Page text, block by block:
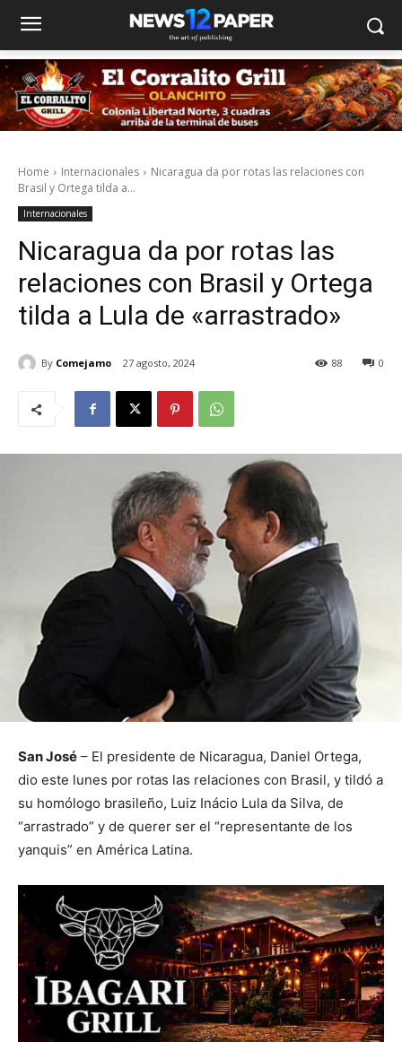
Home Internacionales
Nicaragua da por rotas las relaciones con
Brasil y Ortega tilda a...
Internacionales
Nicaragua da por rotas las
relaciones con Brasil y Ortega
tilda a Lula de «arrastrado»
By Comejamo 27 agosto, 2024 0
88
San José – El presidente de Nicaragua, Daniel Ortega,
dio este lunes por rotas las relaciones con Brasil, y tildó a
su homólogo brasileño, Luiz Inácio Lula da Silva, de
“arrastrado” y de querer ser el “representante de los
yanquis” en América Latina.